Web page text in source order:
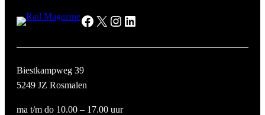
€39.95.€14.95.
Facebook X Instagram LinkedIn
Biestkampweg 39
5249 JZ Rosmalen
ma t/m do 10.00 – 17.00 uur